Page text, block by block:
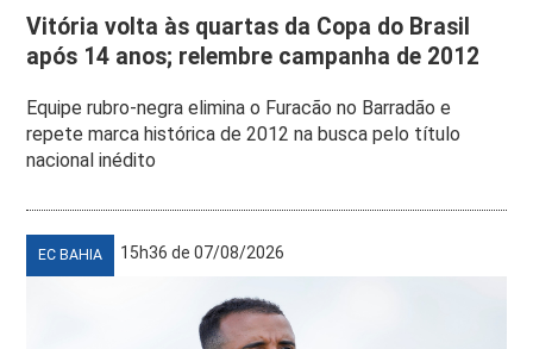
Vitória volta às quartas da Copa do Brasil
após 14 anos; relembre campanha de 2012
Equipe rubro-negra elimina o Furacão no Barradão e
repete marca histórica de 2012 na busca pelo título
nacional inédito
EC BAHIA 15h36 de 07/08/2026